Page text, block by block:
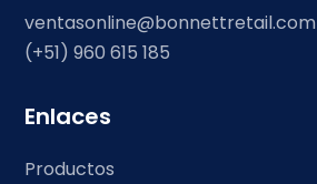
ventasonline@bonnettretail.com
(+51) 960 615 185
Enlaces
Productos